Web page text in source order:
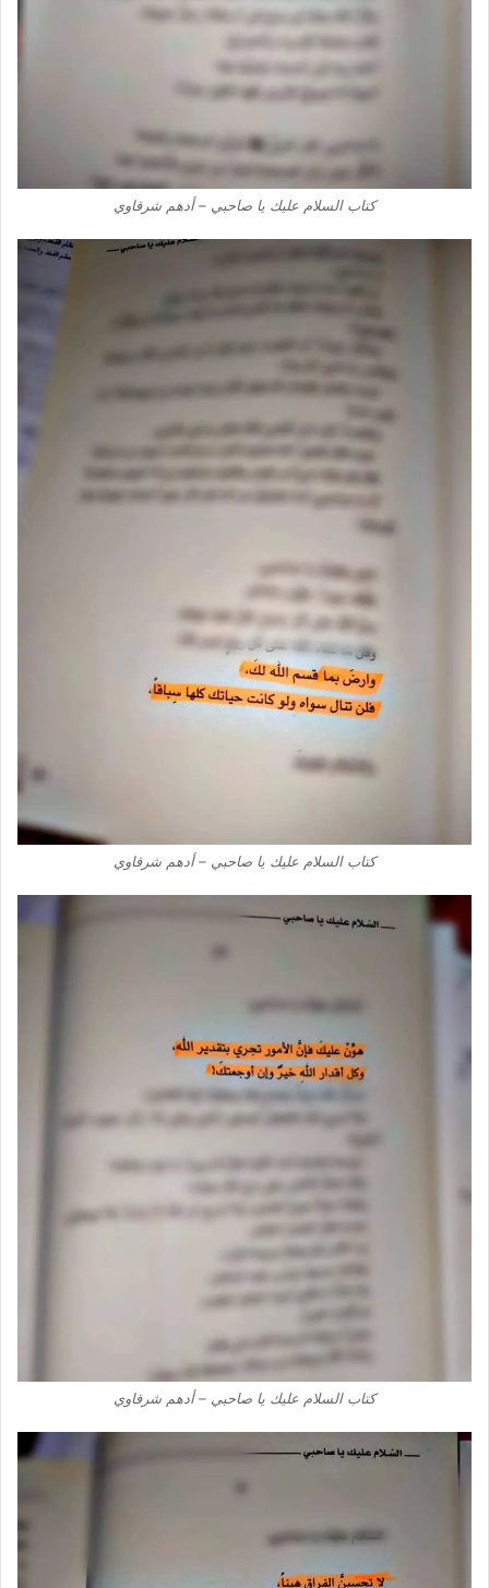
كتاب السلام عليك يا صاحبي – أدهم شرقاوي
كتاب السلام عليك يا صاحبي – أدهم شرقاوي
كتاب السلام عليك يا صاحبي – أدهم شرقاوي